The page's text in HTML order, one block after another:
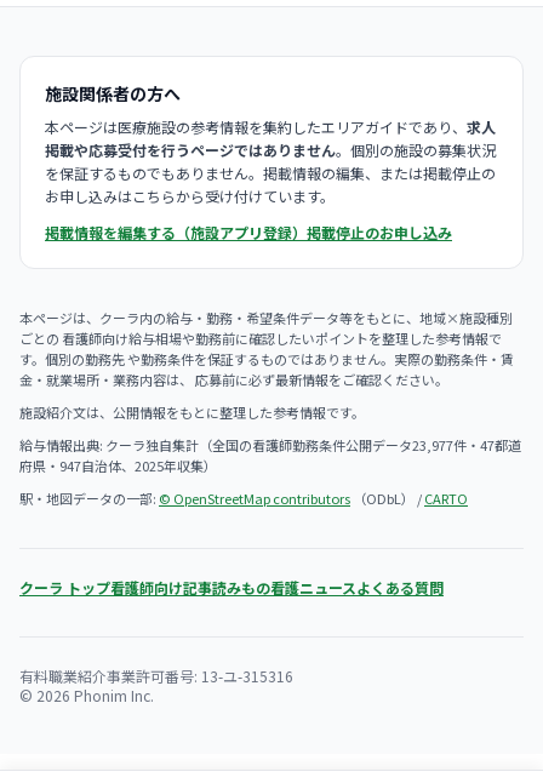
施設関係者の方へ
本ページは医療施設の参考情報を集約したエリアガイドであり、 求人
掲載や応募受付を行うページではありません。個別の施設の募集状況
を保証するものでもありません。掲載情報の編集、または掲載停止の
お申し込みはこちらから受け付けています。
掲載情報を編集する（施設アプリ登録） 掲載停止のお申し込み
本ページは、クーラ内の給与・勤務・希望条件データ等をもとに、地域×施設種別
ごとの 看護師向け給与相場や勤務前に確認したいポイントを整理した参考情報で
す。個別の勤務先 や勤務条件を保証するものではありません。実際の勤務条件・賃
金・就業場所・業務内容は、 応募前に必ず最新情報をご確認ください。
施設紹介文は、公開情報をもとに整理した参考情報です。
給与情報出典: クーラ独自集計（全国の看護師勤務条件公開データ23,977件・47都道
府県・947自治体、2025年収集）
駅・地図データの一部: © OpenStreetMap contributors （ODbL） /CARTO
クーラ トップ看護師向け記事読みもの看護ニュースよくある質問
有料職業紹介事業許可番号: 13-ユ-315316
© 2026 Phonim Inc.